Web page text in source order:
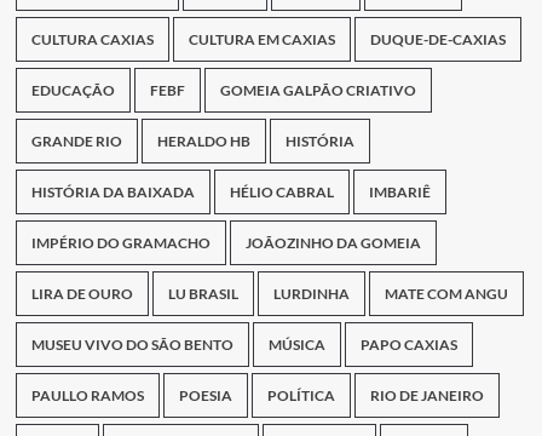
CULTURA CAXIAS CULTURA EM CAXIAS DUQUE-DE-CAXIAS
EDUCAÇÃO FEBF GOMEIA GALPÃO CRIATIVO
GRANDE RIO HERALDO HB HISTÓRIA
HISTÓRIA DA BAIXADA HÉLIO CABRAL IMBARIÊ
IMPÉRIO DO GRAMACHO JOÃOZINHO DA GOMEIA
LIRA DE OURO LU BRASIL LURDINHA MATE COM ANGU
MUSEU VIVO DO SÃO BENTO MÚSICA PAPO CAXIAS
PAULLO RAMOS POESIA POLÍTICA RIO DE JANEIRO